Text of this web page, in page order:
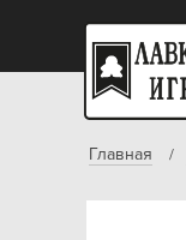
Главная